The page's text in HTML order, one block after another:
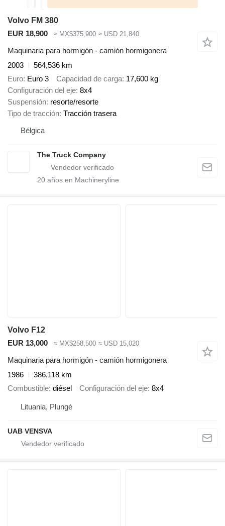
Volvo FM 380
EUR 18,900
≈ MX$375,900 ≈ USD 21,840
Maquinaria para hormigón - camión hormigonera
2003
564,536 km
Euro Euro 3 Capacidad de carga 17,600 kg
Configuración del eje 8x4
Suspensión resorte/resorte
Tipo de tracción Tracción trasera
Bélgica
The Truck Company
20 años en Machineryline
Volvo F12
EUR 13,000
≈ MX$258,500 ≈ USD 15,020
Maquinaria para hormigón - camión hormigonera
1986
386,118 km
Combustible diésel Configuración del eje 8x4
Lituania, Plungė
UAB VENSVA